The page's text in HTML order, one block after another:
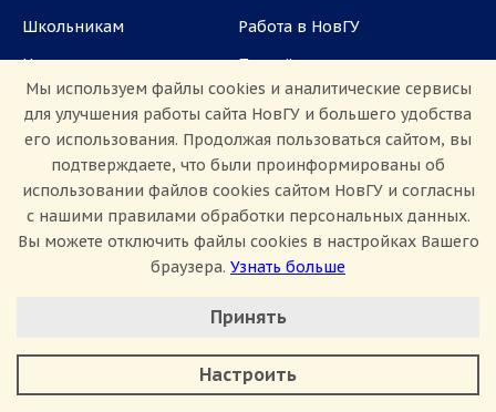
Школьникам
Наука
СМИ
Работа в НовГУ
Партнёрам
ул. Большая Санкт-Петербургская, 41, каб.
1101, 1103
Приемная комиссия: +7(8162)33-20-44
Мы используем файлы cookies и аналитические сервисы
для улучшения работы сайта НовГУ и большего удобства
его использования. Продолжая пользоваться сайтом, вы
подтверждаете, что были проинформированы об
использовании файлов cookies сайтом НовГУ и согласны
с нашими правилами обработки персональных данных.
Вы можете отключить файлы cookies в настройках Вашего
браузера. Узнать больше
Минимальные
Аналитические/Функциональные
Принять
Настроить